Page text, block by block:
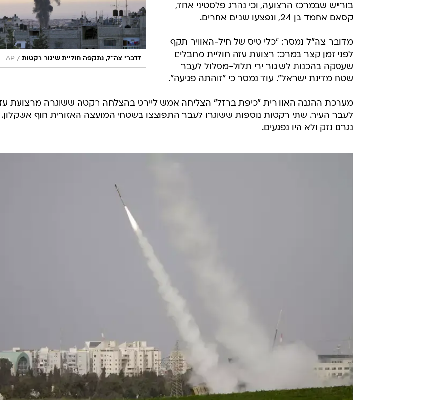
לדברי צה"ל, נתקפה חוליית שיגור רקטות /
AP
בורייש שבמרכז הרצועה, וכי נהרג פלסטיני אחד,
קסאם אחמד בן 24, ונפצעו שניים אחרים.
מדובר צה"ל נמסר: "כלי טיס של חיל-האוויר תקף
לפני זמן קצר במרכז רצועת עזה חוליית מחבלים
שעסקה בהכנות לשיגור ירי תלול-מסלול לעבר
שטח מדינת ישראל". עוד נמסר כי "זוהתה פגיעה".
מערכת ההגנה האווירית "כיפת ברזל" הצליחה אמש ליירט בהצלחה רקטה ששוגרה מרצועת
לעבר העיר. שתי רקטות נוספות ששוגרו לעבר התפוצצו בשטחי המועצה האזורית חוף
נגרם נזק ולא היו נפגעים.